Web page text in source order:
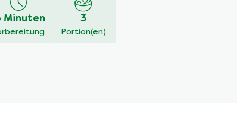
Minuten 3
Portion(en)